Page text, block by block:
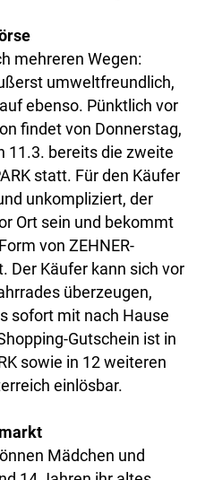
mehreren Wegen:
umweltfreundlich,
ebenso. Pünktlich vor
findet von Donnerstag,
11.3. bereits die zweite
statt. Für den Käufer
unkompliziert, der
Ort sein und bekommt
von ZEHNER-
Der Käufer kann sich vor
überzeugen,
sofort mit nach Hause
Gutschein ist in
sowie in 12 weiteren
einlösbar.
Mädchen und